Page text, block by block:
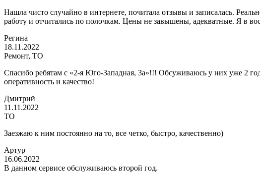
Нашла чисто случайно в интернете, почитала отзывы и записалась.
работу и отчитались по полочкам. Цены не завышены, адекватные. Я в
Регина
18.11.2022
Ремонт, ТО
Спасибо ребятам с «2-я Юго-Западная, 3а»!!! Обсуживаюсь у них уже 2
оперативность и качество!
Дмитрий
11.11.2022
ТО
Заезжаю к ним постоянно на то, все четко, быстро, качественно)
Артур
16.06.2022
В данном сервисе обслуживаюсь второй год.